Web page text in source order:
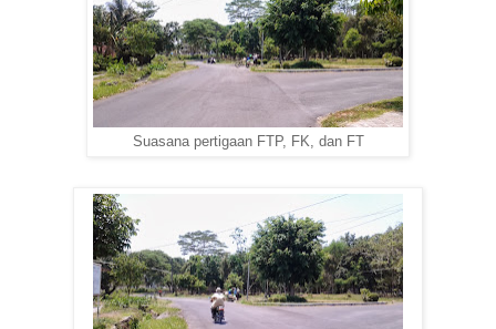
Suasana pertigaan FTP, FK, dan FT